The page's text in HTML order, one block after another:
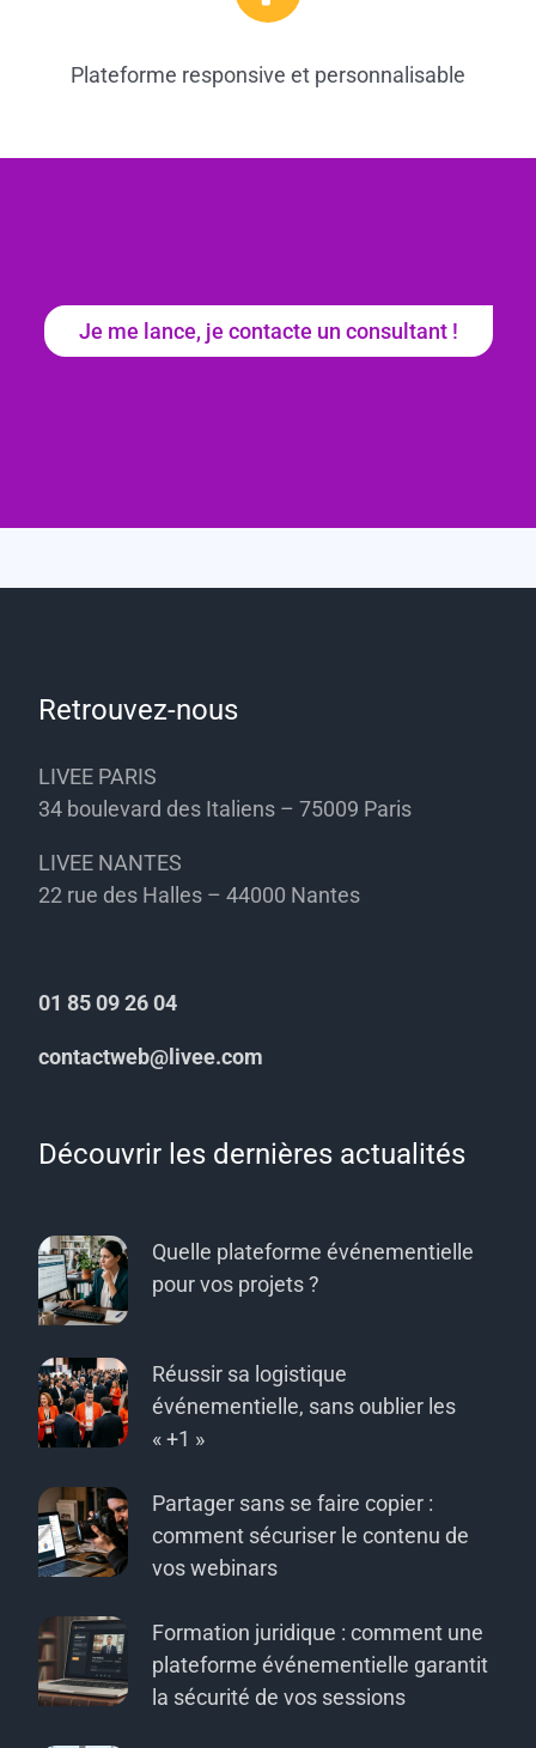
Plateforme responsive et personnalisable
Je me lance, je contacte un consultant !
Retrouvez-nous
LIVEE PARIS
34 boulevard des Italiens – 75009 Paris
LIVEE NANTES
22 rue des Halles – 44000 Nantes
01 85 09 26 04
contactweb@livee.com
Découvrir les dernières actualités
Quelle plateforme événementielle
pour vos projets ?
Réussir sa logistique
événementielle, sans oublier les
« +1 »
Partager sans se faire copier :
comment sécuriser le contenu de
vos webinars
Formation juridique : comment une
plateforme événementielle garantit
la sécurité de vos sessions